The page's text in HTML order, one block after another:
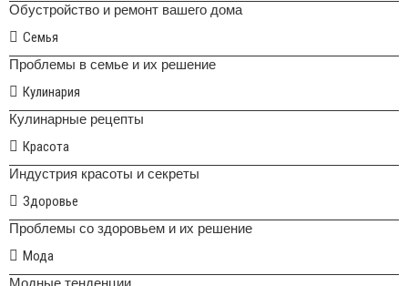
Обустройство и ремонт вашего дома
Семья
Проблемы в семье и их решение
Кулинария
Кулинарные рецепты
Красота
Индустрия красоты и секреты
Здоровье
Проблемы со здоровьем и их решение
Мода
Модные тенденции